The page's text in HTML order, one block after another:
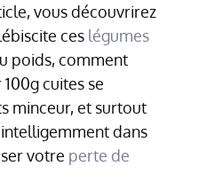
vous découvrirez
ces légumes
poids, comment
cuites se
minceur, et surtout
dans
votre perte de